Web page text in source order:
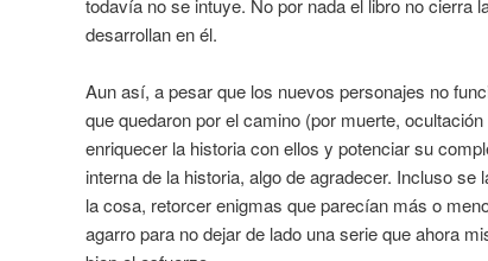
todavía no se intuye. No por nada el libro no cierra
desarrollan en él.
Aun así, a pesar que los nuevos personajes no
que quedaron por el camino (por muerte,
enriquecer la historia con ellos y potenciar su
interna de la historia, algo de agradecer. Incluso
la cosa, retorcer enigmas que parecían más o
agarro para no dejar de lado una serie que ahora